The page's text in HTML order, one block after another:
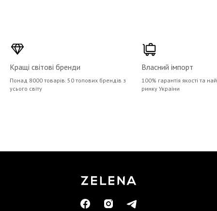
Кращі світові бренди
Понад 8000 товарів. 50 топових брендів з
усього світу
Власний імпорт
100% гарантія якості та
ринку України